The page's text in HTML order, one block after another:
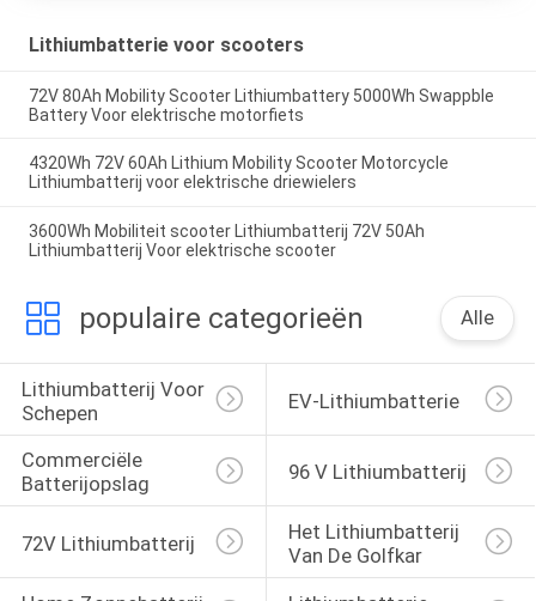
Lithiumbatterie voor scooters
72V 80Ah Mobility Scooter Lithiumbattery 5000Wh Swappble
Battery Voor elektrische motorfiets
4320Wh 72V 60Ah Lithium Mobility Scooter Motorcycle
Lithiumbatterij voor elektrische driewielers
3600Wh Mobiliteit scooter Lithiumbatterij 72V 50Ah
Lithiumbatterij Voor elektrische scooter
populaire categorieën Alle
Lithiumbatterij Voor
Schepen
EV-Lithiumbatterie
Commerciële
Batterijopslag
96 V Lithiumbatterij
72V Lithiumbatterij
Het Lithiumbatterij
Van De Golfkar